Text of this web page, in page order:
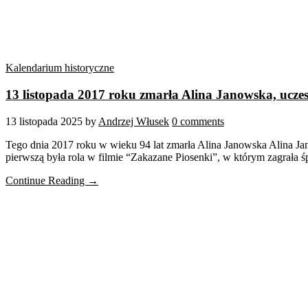
Kalendarium historyczne
13 listopada 2017 roku zmarła Alina Janowska,
13 listopada 2025 by Andrzej Włusek 0 comments
Tego dnia 2017 roku w wieku 94 lat zmarła Alina Janowska Alina
pierwszą była rola w filmie “Zakazane Piosenki”, w którym
Continue Reading →